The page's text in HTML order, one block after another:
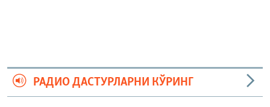
РАДИО ДАСТУРЛАРНИ КЎРИНГ